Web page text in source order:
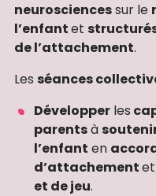
neurosciencessur le
l’enfantet
de l’attachement.
Les séances
Développer les
parentsà
l’enfant en
d’attachement
et de jeu.